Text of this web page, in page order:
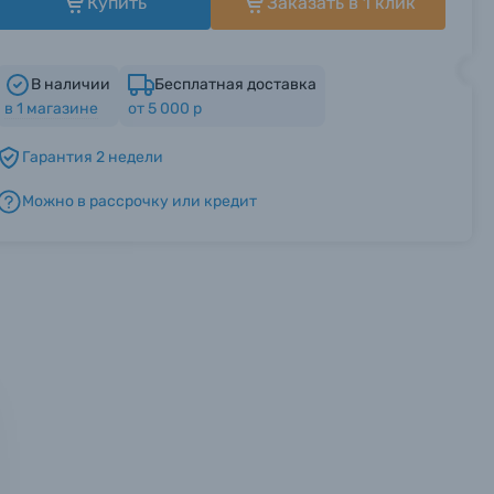
с
В наличии
в 1 магазине
Бесплатная доставка
от 5 000 р
Гарантия 2 недели
Можно в рассрочку или кредит